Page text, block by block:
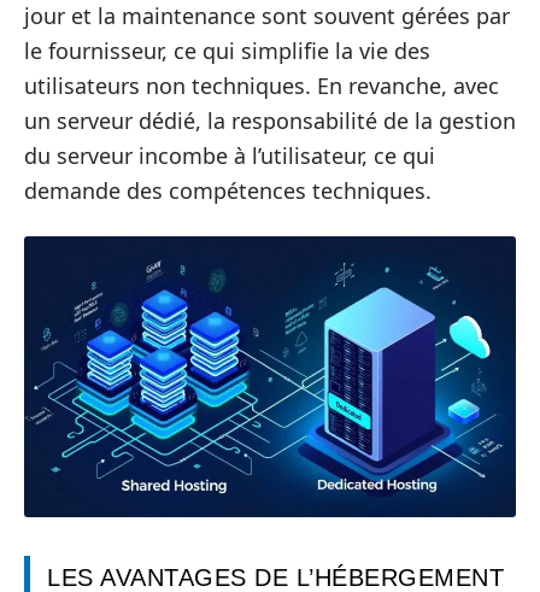
jour et la maintenance sont souvent gérées par
le fournisseur, ce qui simplifie la vie des
utilisateurs non techniques. En revanche, avec
un serveur dédié, la responsabilité de la gestion
du serveur incombe à l’utilisateur, ce qui
demande des compétences techniques.
LES AVANTAGES DE L’HÉBERGEMENT